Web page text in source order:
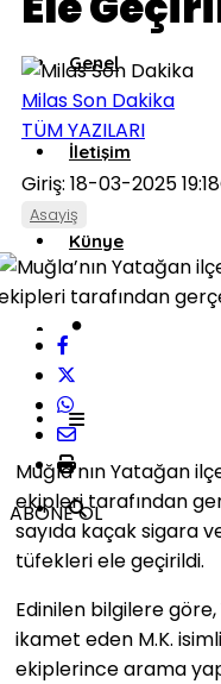
Genel
İletişim
Künye
Milas Son Dakika
TÜM YAZILARI
Giriş: 18-03-2025 19:18
Asayiş
ABONE OL
Muğla’nın Yatağan
ekipleri tarafından
sayıda kaçak sigara
tüfekleri ele geçirildi.
Edinilen bilgilere
ikamet eden M.K.
ekiplerince arama